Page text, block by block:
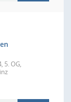
5. OG,